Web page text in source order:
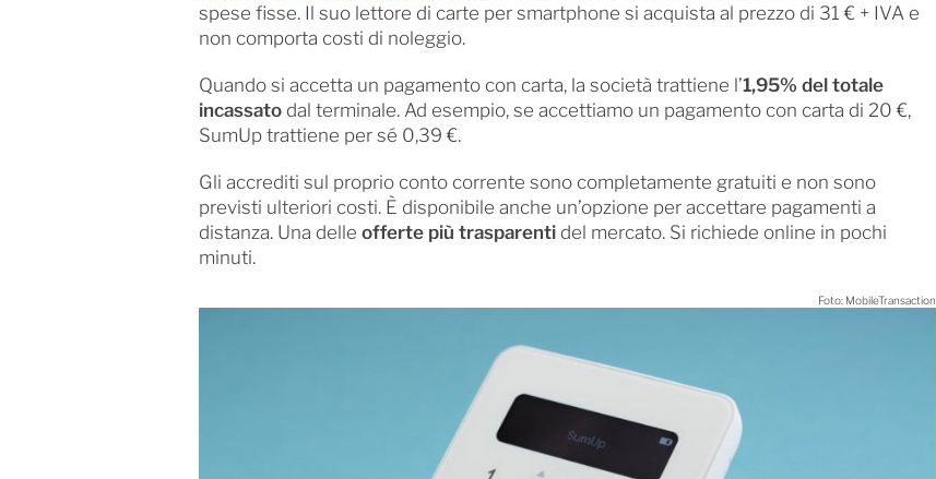
spese fisse. Il suo lettore di carte per smartphone si acquista al prezzo di 31 € + IVA e
non comporta costi di noleggio.
Quando si accetta un pagamento con carta, la società trattiene l’1,95% del totale
incassatodal terminale. Ad esempio, se accettiamo un pagamento con carta di 20 €,
SumUp trattiene per sé 0,39 €.
Gli accrediti sul proprio conto corrente sono completamente gratuiti e non sono
previsti ulteriori costi. È disponibile anche un’opzione per accettare pagamenti a
distanza. Una delle offerte più trasparentidel mercato. Si richiede online in pochi
minuti.
Foto: MobileTransaction